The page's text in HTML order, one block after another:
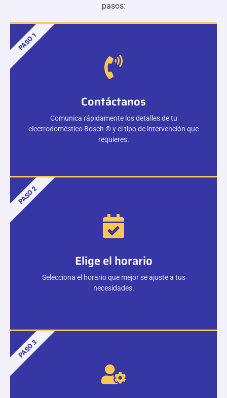
pasos:
Contáctanos
Comunica rápidamente los detalles de tu
electrodoméstico Bosch ® y el tipo de intervención que
requieres.
PASO 1
Elige el horario
Selecciona el horario que mejor se ajuste a tus
necesidades.
PASO 2
PASO 3